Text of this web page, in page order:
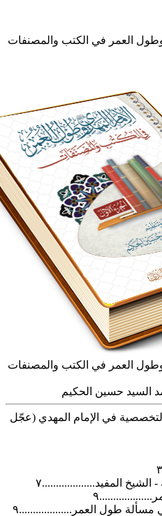
في الكتب والمصنفات
في الكتب والمصنفات
حسين الحكيم
في الإمام المهدي (عجّل
المفيد...................٧
طول العمر...................٩